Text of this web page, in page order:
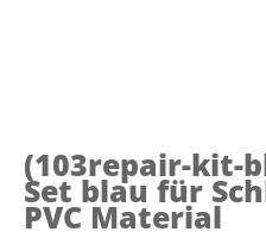
(103repair-kit-
Set blau für
PVC Material